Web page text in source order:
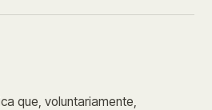
que, voluntariamente,